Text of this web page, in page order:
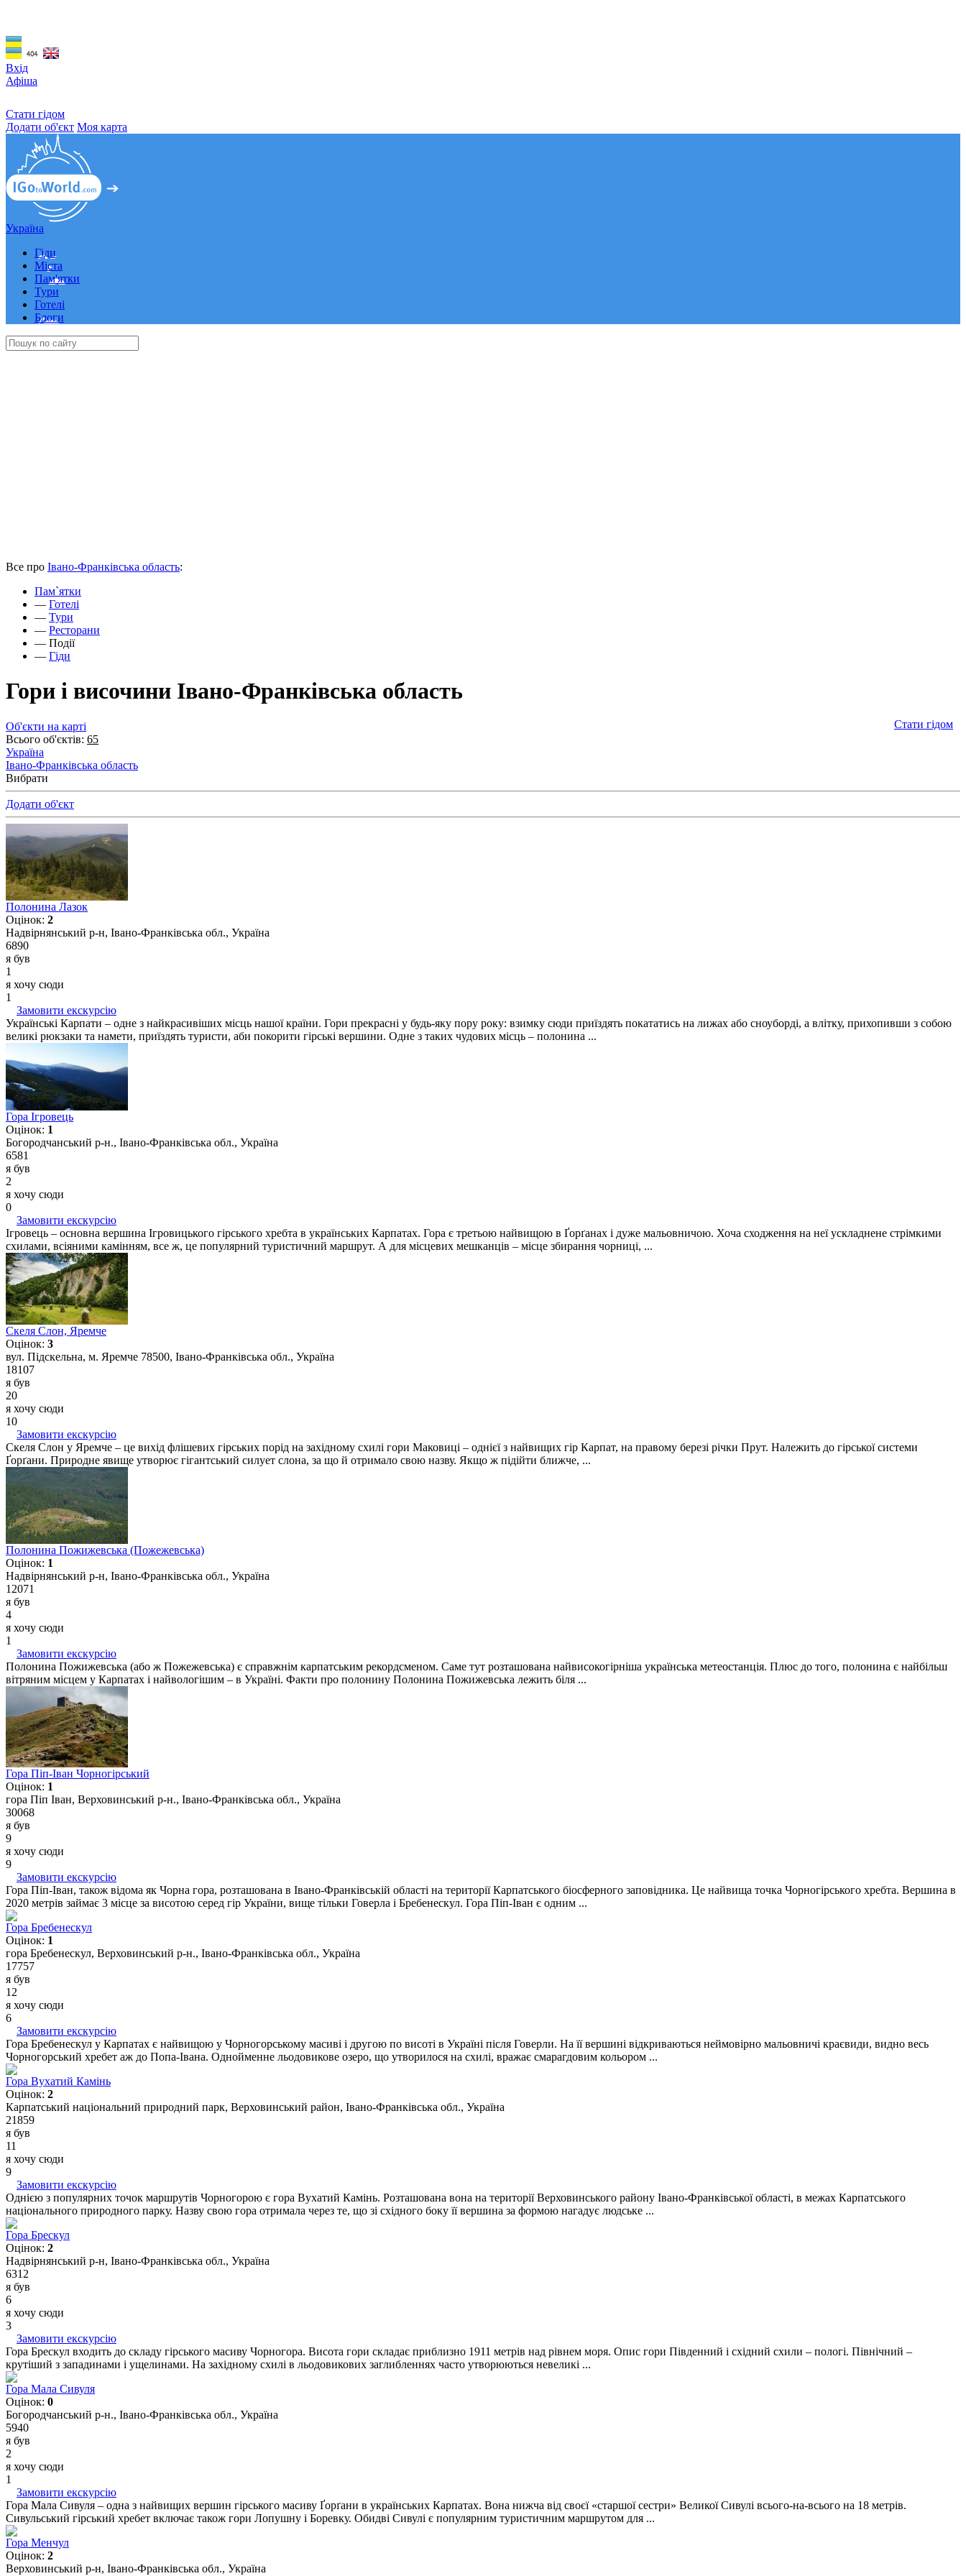
Вхід
Афіша
Стати гідом
Додати об'єкт Моя карта
Україна
Гіди
Міста
Пам'ятки
Тури
Готелі
Блоги
Все про Івано-Франківська область:
Пам`ятки
— Готелі
— Тури
— Ресторани
— Події
— Гіди
Гори і височини Івано-Франківська область
Об'єкти на карті
Стати гідом
Всього об'єктів: 65
Україна
Івано-Франківська область
Вибрати
Додати об'єкт
Полонина Лазок
Оцінок: 2
Надвірнянський р-н, Івано-Франківська обл., Україна
6890
я був
1
я хочу сюди
1
Замовити екскурсію
Українські Карпати – одне з найкрасивіших місць нашої країни. Гори прекрасні у будь-яку пору року: взимку сюди приїздять покататись на лижах або сноуборді, а влітку, прихопивши з собою
великі рюкзаки та намети, приїздять туристи, аби покорити гірські вершини. Одне з таких чудових місць – полонина ...
Гора Ігровець
Оцінок: 1
Богородчанський р-н., Івано-Франківська обл., Україна
6581
я був
2
я хочу сюди
0
Замовити екскурсію
Ігровець – основна вершина Ігровицького гірського хребта в українських Карпатах. Гора є третьою найвищою в Ґорґанах і дуже мальовничою. Хоча сходження на неї ускладнене стрімкими
схилами, всіяними камінням, все ж, це популярний туристичний маршрут. А для місцевих мешканців – місце збирання чорниці, ...
Скеля Слон, Яремче
Оцінок: 3
вул. Підскельна, м. Яремче 78500, Івано-Франківська обл., Україна
18107
я був
20
я хочу сюди
10
Замовити екскурсію
Скеля Слон у Яремче – це вихід флішевих гірських порід на західному схилі гори Маковиці – однієї з найвищих гір Карпат, на правому березі річки Прут. Належить до гірської системи
Ґорґани. Природне явище утворює гігантський силует слона, за що й отримало свою назву. Якщо ж підійти ближче, ...
Полонина Пожижевська (Пожежевська)
Оцінок: 1
Надвірнянський р-н, Івано-Франківська обл., Україна
12071
я був
4
я хочу сюди
1
Замовити екскурсію
Полонина Пожижевська (або ж Пожежевська) є справжнім карпатським рекордсменом. Саме тут розташована найвисокогірніша українська метеостанція. Плюс до того, полонина є найбільш
вітряним місцем у Карпатах і найвологішим – в Україні. Факти про полонину Полонина Пожижевська лежить біля ...
Гора Піп-Іван Чорногірський
Оцінок: 1
гора Піп Іван, Верховинський р-н., Івано-Франківська обл., Україна
30068
я був
9
я хочу сюди
9
Замовити екскурсію
Гора Піп-Іван, також відома як Чорна гора, розташована в Івано-Франківській області на території Карпатського біосферного заповідника. Це найвища точка Чорногірського хребта. Вершина в
2020 метрів займає 3 місце за висотою серед гір України, вище тільки Говерла і Бребенескул. Гора Піп-Іван є одним ...
Гора Бребенескул
Оцінок: 1
гора Бребенескул, Верховинський р-н., Івано-Франківська обл., Україна
17757
я був
12
я хочу сюди
6
Замовити екскурсію
Гора Бребенескул у Карпатах є найвищою у Чорногорському масиві і другою по висоті в Україні після Говерли. На її вершині відкриваються неймовірно мальовничі краєвиди, видно весь
Чорногорський хребет аж до Попа-Івана. Однойменне льодовикове озеро, що утворилося на схилі, вражає смарагдовим кольором ...
Гора Вухатий Камінь
Оцінок: 2
Карпатський національний природний парк, Верховинський район, Івано-Франківська обл., Україна
21859
я був
11
я хочу сюди
9
Замовити екскурсію
Однією з популярних точок маршрутів Чорногорою є гора Вухатий Камінь. Розташована вона на території Верховинського району Івано-Франківської області, в межах Карпатського
національного природного парку. Назву свою гора отримала через те, що зі східного боку її вершина за формою нагадує людське ...
Гора Брескул
Оцінок: 2
Надвірнянський р-н, Івано-Франківська обл., Україна
6312
я був
6
я хочу сюди
3
Замовити екскурсію
Гора Брескул входить до складу гірського масиву Чорногора. Висота гори складає приблизно 1911 метрів над рівнем моря. Опис гори Південний і східний схили – пологі. Північний –
крутіший з западинами і ущелинами. На західному схилі в льодовикових заглибленнях часто утворюються невеликі ...
Гора Мала Сивуля
Оцінок: 0
Богородчанський р-н., Івано-Франківська обл., Україна
5940
я був
2
я хочу сюди
1
Замовити екскурсію
Гора Мала Сивуля – одна з найвищих вершин гірського масиву Ґорґани в українських Карпатах. Вона нижча від своєї «старшої сестри» Великої Сивулі всього-на-всього на 18 метрів.
Сивульський гірський хребет включає також гори Лопушну і Боревку. Обидві Сивулі є популярним туристичним маршрутом для ...
Гора Менчул
Оцінок: 2
Верховинський р-н, Івано-Франківська обл., Україна